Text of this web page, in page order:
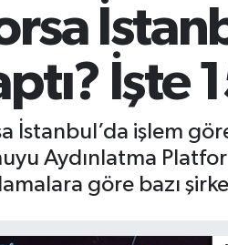
İşte
İstanbul’da işlem
Aydınlatma
göre bazı
ve Fikstür